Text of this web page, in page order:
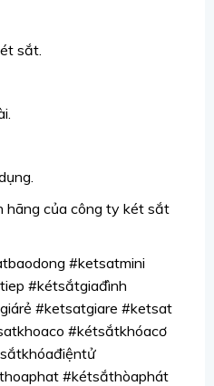
sắt.
hãng của công ty két sắt
#ketsatmini
#kétsắtgiađình
#ketsatgiare #ketsat
#kétsắtkhóacơ
#kétsắthòaphát